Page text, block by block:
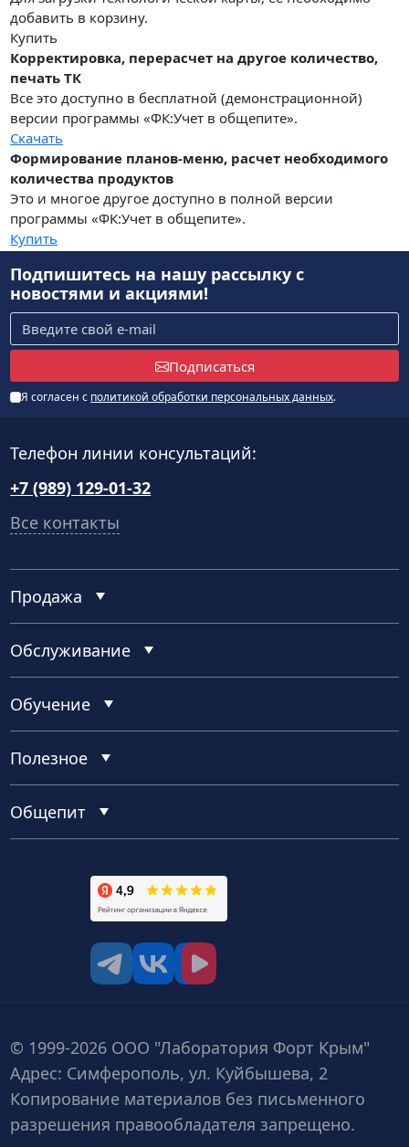
добавить в корзину.
Купить
Корректировка, перерасчет на другое количество,
печать ТК
Все это доступно в бесплатной (демонстрационной)
версии программы «ФК:Учет в общепите».
Скачать
Формирование планов-меню, расчет необходимого
количества продуктов
Это и многое другое доступно в полной версии
программы «ФК:Учет в общепите».
Купить
Подпишитесь на нашу рассылкус
новостями и акциями!
Подписаться
Я согласен с политикой обработки персональных данных.
Телефон линии консультаций:
+7 (989) 129-01-32
Все контакты
Продажа
Обслуживание
Обучение
Полезное
Общепит
© 1999-2026 ООО "Лаборатория Форт Крым"
Адрес: Симферополь, ул. Куйбышева, 2
Копирование материалов без письменного
разрешения правообладателя запрещено.